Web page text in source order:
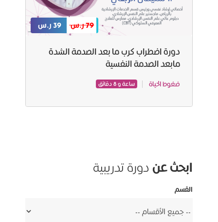
79 ر.س 39 ر.س
دورة اضطراب كرب ما بعد الصدمة الشدة
مابعد الصدمة النفسیة
ضغوط الحياة ساعة و 8 دقائق
ابحث عن دورة تدريبية
القسم